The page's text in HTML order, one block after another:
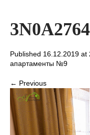
3N0A2764
Published 16.12.2019 at
апартаменты №9
← Previous